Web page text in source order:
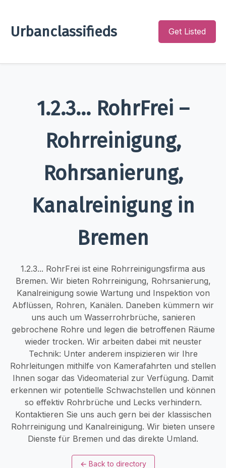
Urbanclassifieds Get Listed
1.2.3... RohrFrei –
Rohrreinigung,
Rohrsanierung,
Kanalreinigung in
Bremen
1.2.3... RohrFrei ist eine Rohrreinigungsfirma aus
Bremen. Wir bieten Rohrreinigung, Rohrsanierung,
Kanalreinigung sowie Wartung und Inspektion von
Abflüssen, Rohren, Kanälen. Daneben kümmern wir
uns auch um Wasserrohrbrüche, sanieren
gebrochene Rohre und legen die betroffenen Räume
wieder trocken. Wir arbeiten dabei mit neuster
Technik: Unter anderem inspizieren wir Ihre
Rohrleitungen mithilfe von Kamerafahrten und stellen
Ihnen sogar das Videomaterial zur Verfügung. Damit
erkennen wir potentielle Schwachstellen und können
so effektiv Rohrbrüche und Lecks verhindern.
Kontaktieren Sie uns auch gern bei der klassischen
Rohrreinigung und Kanalreinigung. Wir bieten unsere
Dienste für Bremen und das direkte Umland.
← Back to directory